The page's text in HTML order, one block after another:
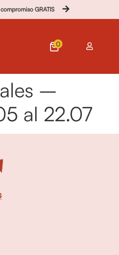
GRATIS
0
–
al 22.07